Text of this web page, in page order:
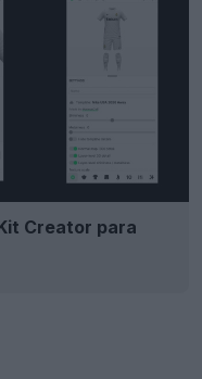
Creator para